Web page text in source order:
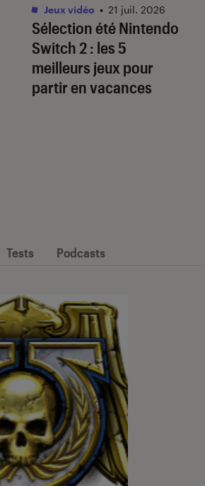
Sélection été Nintendo
Switch 2 : les 5
meilleurs jeux pour
partir en vacances
Jeux vidéo • 21 juil. 2026
Tests Podcasts